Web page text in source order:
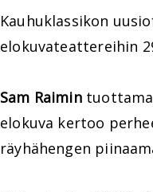
Kauhuklassikon
elokuvateattereihin
Sam Raimin
elokuva kertoo
räyhähengen